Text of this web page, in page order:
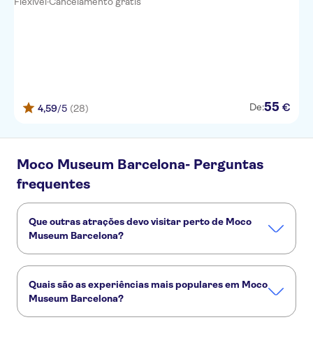
4,59/5 (28) De:55 €
Moco Museum Barcelona- Perguntas
frequentes
Que outras atrações devo visitar perto de Moco
Museum Barcelona?
Sagrada Família Casa Batlló
Quais são as experiências mais populares em Moco
Museum Barcelona?